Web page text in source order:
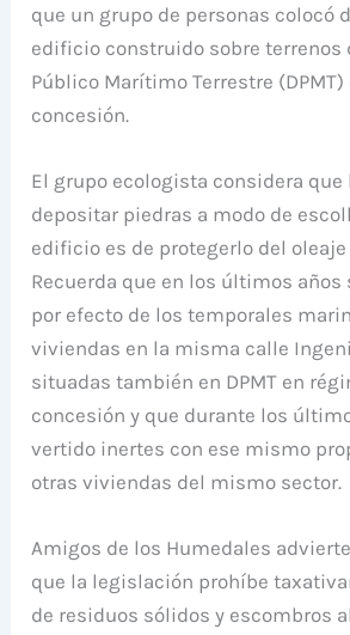
que un grupo de personas colocó
edificio construido sobre terrenos
Público Marítimo Terrestre
concesión.
El grupo ecologista considera
depositar piedras a modo de
edificio es de protegerlo del
Recuerda que en los últimos años
por efecto de los temporales
viviendas en la misma calle
situadas también en DPMT en
concesión y que durante los
vertido inertes con ese mismo
otras viviendas del mismo sector.
Amigos de los Humedales
que la legislación prohíbe
de residuos sólidos y escombros